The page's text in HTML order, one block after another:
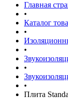
Главная
•
Каталог
•
•
•
•
Плита